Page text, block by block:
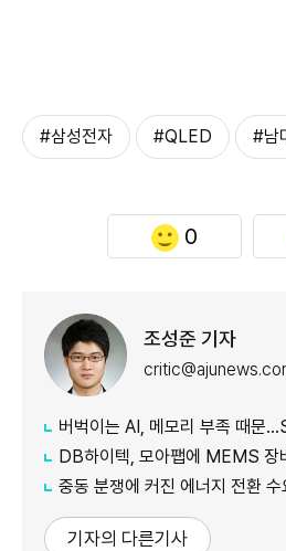
#삼성전자 #QLED #남
0
조성준 기자
버벅이는 AI, 메모리 부족 때문…SK하이
DB하이텍, 모아팹에 MEMS 장비 이
중동 분쟁에 커진 에너지 전환 수요…코트
기자의 다른기사